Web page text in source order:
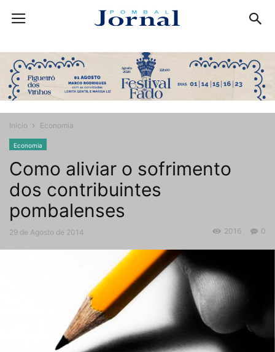
Início Economia
Economia
Como aliviar o sofrimento
dos contribuintes
pombalenses
29 de Agosto de 2014 0
2016